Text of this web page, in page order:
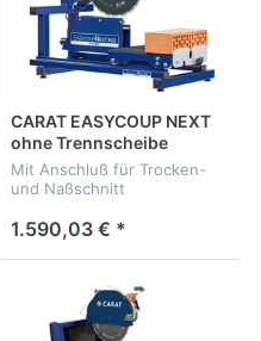
CARAT EASYCOUP NEXT
ohne Trennscheibe
Mit Anschluß für Trocken-
und Naßschnitt
1.590,03 € *